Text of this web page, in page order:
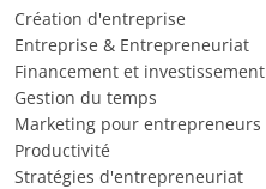
Création d'entreprise
Entreprise & Entrepreneuriat
Financement et investissement
Gestion du temps
Marketing pour entrepreneurs
Productivité
Stratégies d'entrepreneuriat